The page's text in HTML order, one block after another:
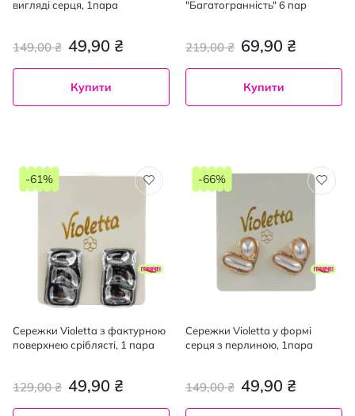
вигляді серця, 1пара
49,90 ₴
149,00 ₴
Купити
"Багатогранність" 6 пар
69,90 ₴
219,00 ₴
Купити
Сережки Violetta з фактурною
поверхнею сріблясті, 1 пара
49,90 ₴
129,00 ₴
-61%
Сережки Violetta у формі
серця з перлиною, 1пара
49,90 ₴
149,00 ₴
-66%